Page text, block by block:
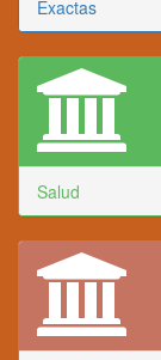
Exactas
Salud